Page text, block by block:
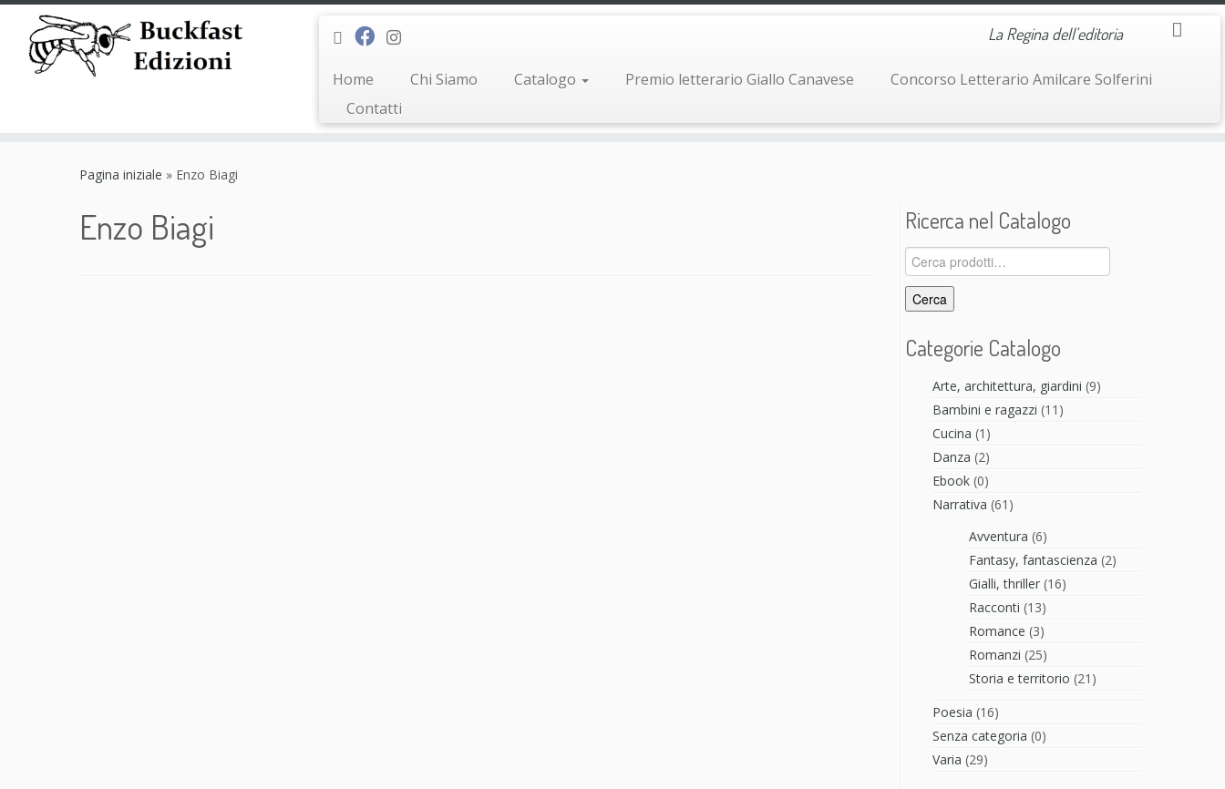
La Regina dell'editoria
Home Chi Siamo Catalogo Premio letterario Giallo Canavese
Concorso Letterario Amilcare Solferini
Contatti
Pagina iniziale » Enzo Biagi
Enzo Biagi Ricerca nel Catalogo
Cerca:
Cerca
Categorie Catalogo
Arte, architettura, giardini (9)
Bambini e ragazzi (11)
Cucina (1)
Danza (2)
Ebook (0)
Narrativa (61)
Avventura (6)
Fantasy, fantascienza (2)
Gialli, thriller (16)
Racconti (13)
Romance (3)
Romanzi (25)
Storia e territorio (21)
Poesia (16)
Senza categoria (0)
Varia (29)